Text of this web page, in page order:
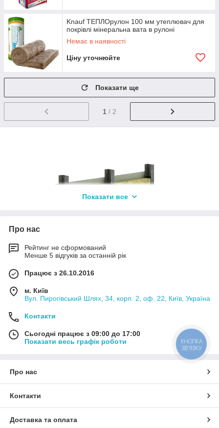
Knauf ТЕПЛОрулон 100 мм утеплювач для
покрівлі мінеральна вата в рулоні
Немає в наявності
Ціну уточнюйте
Показати ще
1 / 2
Тепло-звукоізоляція внутрішніх
Скловата
Профіль для гіпсокартону несе стіновий
CW
Гіпсокартон
Показати все
Про нас
Рейтинг не сформований
Менше 5 відгуків за останній рік
Працює з 26.10.2016
м. Київ
Вул. Пирогівський Шлях, 34, корп. 2, оф. 22, Київ, Україна
Контакти
Сьогодні працює з 09:00 до 17:00
Показати весь графік роботи
Про нас
Контакти
Доставка та оплата
КНОПКА
ЗВ'ЯЗКУ